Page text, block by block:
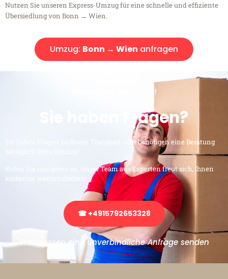
Nutzen Sie unseren Express-Umzug für eine schnelle und effiziente
Übersiedlung von Bonn → Wien.
Umzug: Bonn → Wien anfragen
Kostenlose Beratung!
Sie haben Fragen?
Sie haben Fragen zu Ihrem Transport oder benötigen eine Beratung
Rufen Sie uns gerne an, unser Team aus Experten freut sich, Ihnen
kostenlos weiterzuhelfen!
☎ +4915792653328
Stattdessen eine unverbindliche Anfrage senden